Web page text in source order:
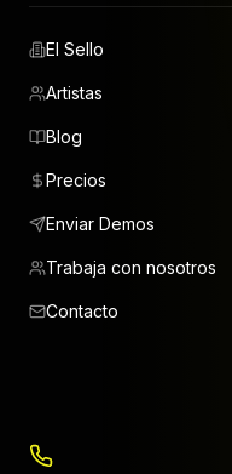
El Sello
Artistas
Blog
Precios
Enviar Demos
Trabaja con nosotros
Contacto